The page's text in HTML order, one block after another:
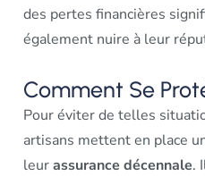
des pertes financières
également nuire à leur
Comment Se
Pour éviter de telles
artisans mettent en place
leurassurance décennale.